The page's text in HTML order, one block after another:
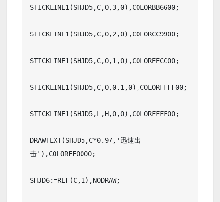
STICKLINE1(SHJD5,C,O,3,0),COLORBB6600;
STICKLINE1(SHJD5,C,O,2,0),COLORCC9900;
STICKLINE1(SHJD5,C,O,1,0),COLOREECC00;
STICKLINE1(SHJD5,C,O,0.1,0),COLORFFFF00;
STICKLINE1(SHJD5,L,H,0,0),COLORFFFF00;
DRAWTEXT(SHJD5,C*0.97,'迅速出
击'),COLORFF0000;
SHJD6:=REF(C,1),NODRAW;